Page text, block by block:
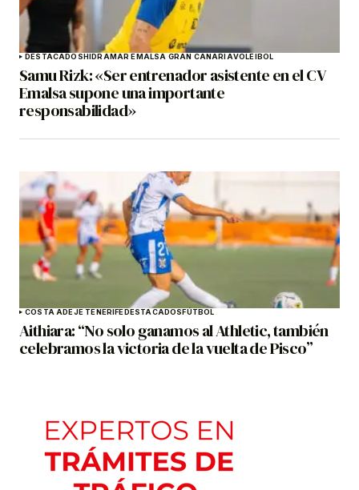
DESTACADOSHIDRAMAR EMALSA GRAN CANARIAVOLEIBOL
Samu Rizk: «Ser entrenador asistente en el CV
Emalsa supone una importante
responsabilidad»
COSTA ADEJE TENERIFEDESTACADOSFÚTBOL
Aithiara: “No solo ganamos al Athletic, también
celebramos la victoria de la vuelta de Pisco”